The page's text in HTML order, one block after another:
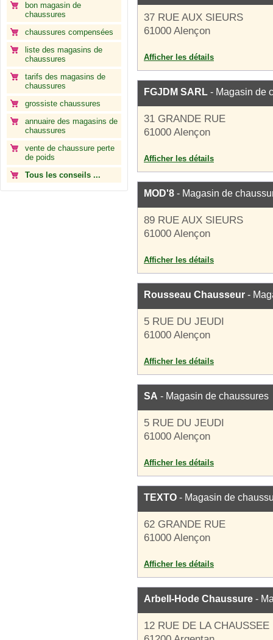
bon magasin de
chaussures
chaussures compensées
liste des magasins de
chaussures
tarifs des magasins de
chaussures
grossiste chaussures
annuaire des magasins de
chaussures
vente de chaussure perte
de poids
Tous les conseils ...
37 RUE AUX SIEURS
61000 Alençon
Afficher les détails
FGJDM SARL - Magasin de
31 GRANDE RUE
61000 Alençon
Afficher les détails
MOD'8 - Magasin de
89 RUE AUX SIEURS
61000 Alençon
Afficher les détails
Rousseau Chausseur -
5 RUE DU JEUDI
61000 Alençon
Afficher les détails
SA - Magasin de chaussures
5 RUE DU JEUDI
61000 Alençon
Afficher les détails
TEXTO - Magasin de
62 GRANDE RUE
61000 Alençon
Afficher les détails
Arbell-Hode Chaussure -
12 RUE DE LA CHAUSSEE